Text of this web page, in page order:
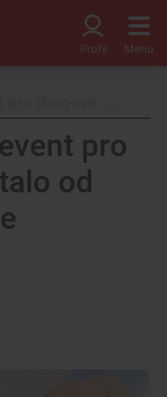
pro
od